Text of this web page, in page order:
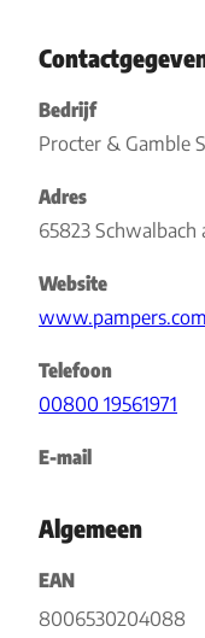
Bedrijf
Procter & Gamble
Adres
65823 Schwalbach
Website
www.pampers.com
Telefoon
00800 19561971
E-mail
Algemeen
EAN
8006530204088